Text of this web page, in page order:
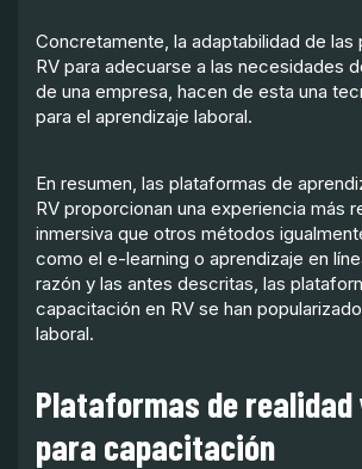
Concretamente, la adaptabilidad de las
RV para adecuarse a las necesidades
de una empresa, hacen de esta una
para el aprendizaje laboral.
En resumen, las plataformas de
RV proporcionan una experiencia más
inmersiva que otros métodos
como el e-learning o aprendizaje en
razón y las antes descritas, las
capacitación en RV se han
laboral.
Plataformas de
para capacitación